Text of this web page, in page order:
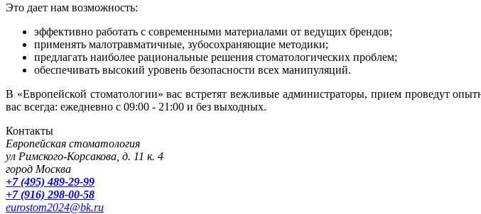
Это дает нам возможность:
эффективно работать с современными материалами от ведущих брендов;
применять малотравматичные, зубосохраняющие методики;
предлагать наиболее рациональные решения стоматологических проблем;
обеспечивать высокий уровень безопасности всех манипуляций.
В «Европейской стоматологии» вас встретят вежливые администраторы, прием проведут
вас всегда: ежедневно с 09:00 - 21:00 и без выходных.
Контакты
Европейская стоматология
ул Римского-Корсакова, д. 11 к. 4
город Москва
+7 (495) 489-29-99
+7 (916) 298-00-58
eurostom2024@bk.ru